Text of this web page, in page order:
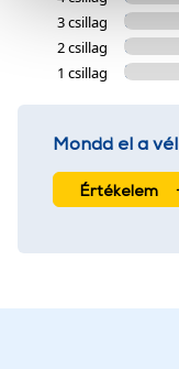
cookie-k
szolgáltatásaink
használatával Ön
3 csillag
2 csillag
1 csillag
Mondd el a
Értékelem